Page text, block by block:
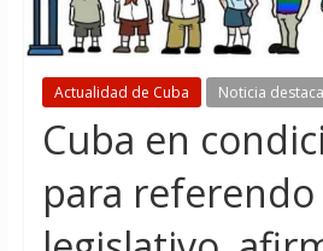
Actualidad de Cuba Noticia
Cuba en
para referendo